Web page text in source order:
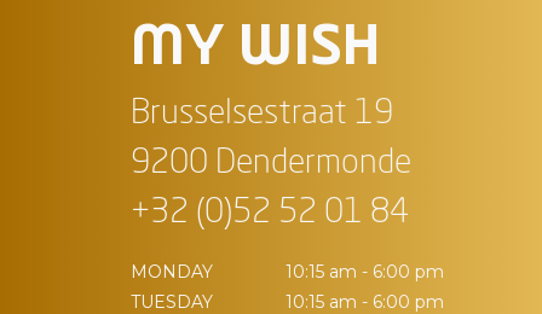
MY WISH
Brusselsestraat 19
9200 Dendermonde
+32 (0)52 52 01 84
MONDAY
10:15 am - 6:00 pm
TUESDAY
10:15 am - 6:00 pm